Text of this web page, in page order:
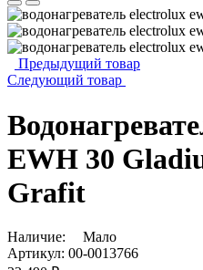
Предыдущий товар
Следующий товар
EWH 30
Grafit
Наличие:
Мало
Артикул: 00-0013766